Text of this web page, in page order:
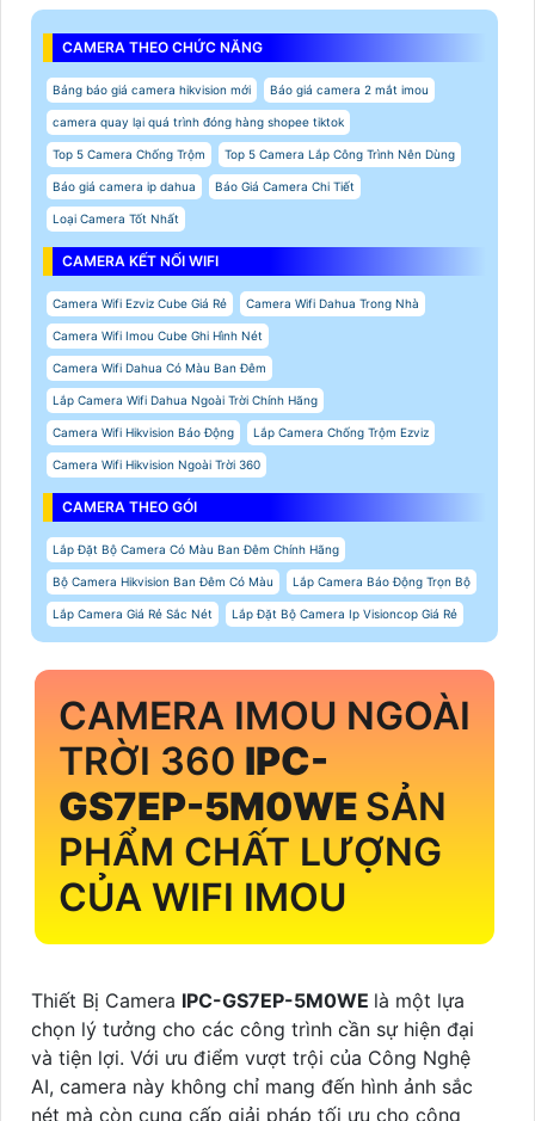
CAMERA THEO CHỨC NĂNG
Bảng báo giá camera hikvision mới Báo giá camera 2 mắt imou
camera quay lại quá trình đóng hàng shopee tiktok
Top 5 Camera Chống Trộm Top 5 Camera Lắp Công Trình Nên Dùng
Báo giá camera ip dahua Báo Giá Camera Chi Tiết
Loại Camera Tốt Nhất
CAMERA KẾT NỐI WIFI
Camera Wifi Ezviz Cube Giá Rẻ Camera Wifi Dahua Trong Nhà
Camera Wifi Imou Cube Ghi Hình Nét
Camera Wifi Dahua Có Màu Ban Đêm
Lắp Camera Wifi Dahua Ngoài Trời Chính Hãng
Camera Wifi Hikvision Báo Động Lắp Camera Chống Trộm Ezviz
Camera Wifi Hikvision Ngoài Trời 360
CAMERA THEO GÓI
Lắp Đặt Bộ Camera Có Màu Ban Đêm Chính Hãng
Bộ Camera Hikvision Ban Đêm Có Màu Lắp Camera Báo Động Trọn Bộ
Lắp Camera Giá Rẻ Sắc Nét Lắp Đặt Bộ Camera Ip Visioncop Giá Rẻ
CAMERA IMOU NGOÀI
TRỜI 360 IPC-
GS7EP-5M0WE SẢN
PHẨM CHẤT LƯỢNG
CỦA WIFI IMOU
Thiết Bị Camera IPC-GS7EP-5M0WE là một lựa
chọn lý tưởng cho các công trình cần sự hiện đại
và tiện lợi. Với ưu điểm vượt trội của Công Nghệ
AI, camera này không chỉ mang đến hình ảnh sắc
nét mà còn cung cấp giải pháp tối ưu cho công